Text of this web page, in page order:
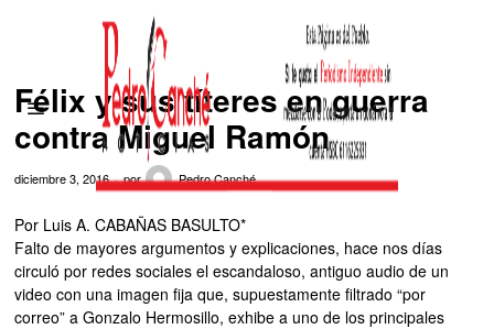
Félix y sus títeres en guerra
contra Miguel Ramón
diciembre 3, 2016 por Pedro Canché
Por Luis A. CABAÑAS BASULTO*
Falto de mayores argumentos y explicaciones, hace nos días
circuló por redes sociales el escandaloso, antiguo audio de un
video con una imagen fija que, supuestamente filtrado “por
correo” a Gonzalo Hermosillo, exhibe a uno de los principales